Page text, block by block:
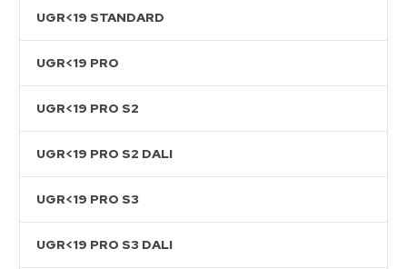
UGR<19 STANDARD
UGR<19 PRO
UGR<19 PRO S2
UGR<19 PRO S2 DALI
UGR<19 PRO S3
UGR<19 PRO S3 DALI